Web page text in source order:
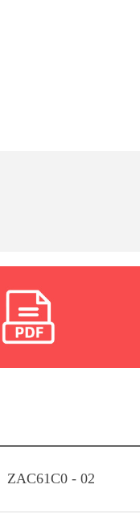
ZAC61C0 - 02